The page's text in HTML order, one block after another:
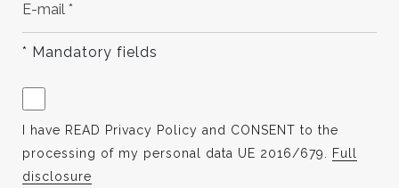
* Mandatory fields
I have READ Privacy Policy and CONSENT to the
processing of my personal data UE 2016/679.
Full
disclosure